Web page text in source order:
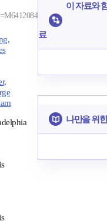
이 자료와
료
나만을 위